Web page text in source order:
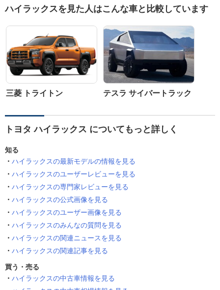
ハイラックスを見た人はこんな車と比較しています
三菱 トライトン テスラ サイバートラック
トヨタ ハイラックス についてもっと詳しく
知る
ハイラックスの最新モデルの情報を見る
ハイラックスのユーザーレビューを見る
ハイラックスの専門家レビューを見る
ハイラックスの公式画像を見る
ハイラックスのユーザー画像を見る
ハイラックスのみんなの質問を見る
ハイラックスの関連ニュースを見る
ハイラックスの関連記事を見る
買う・売る
ハイラックスの中古車情報を見る